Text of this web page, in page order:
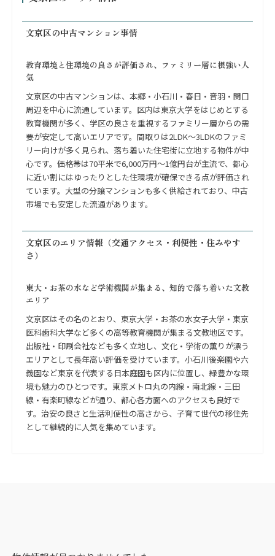
文京区の中古マンション事情
教育環境と住環境の良さが評価され、ファミリー層に根強い人
気
文京区の中古マンションは、本郷・小石川・春日・音羽・関口
周辺を中心に流通しています。区内は東京大学をはじめとする
教育機関が多く、学区の良さを重視するファミリー層からの需
要が安定して高いエリアです。間取りは2LDK〜3LDKのファミ
リー向けが多く見られ、落ち着いた住宅街に立地する物件が中
心です。価格帯は70平米で6,000万円〜1億円台が主流で、都心
に近い割にはゆったりとした住環境が確保できる点が評価され
ています。大型の分譲マンションも多く供給されており、中古
市場でも安定した流通があります。
文京区のエリア情報（交通アクセス・利便性・住みやす
さ）
東大・お茶の水など学術機関が集まる、知的で落ち着いた文教
エリア
文京区はその名のとおり、東京大学・お茶の水女子大学・東京
医科歯科大学など多くの高等教育機関が集まる文教地区です。
出版社・印刷会社なども多く立地し、文化・学術の薫りが漂う
エリアとして長年高い評価を受けています。小石川後楽園や六
義園など東京を代表する日本庭園も区内に位置し、緑豊かな環
境も魅力のひとつです。東京メトロ丸の内線・南北線・三田
線・有楽町線などが通り、都心各方面へのアクセスも良好で
す。治安の良さと生活利便性の高さから、子育て世代の移住先
として継続的に人気を集めています。